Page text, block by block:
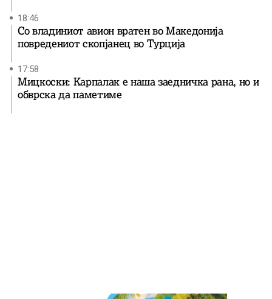
18:46
Со владиниот авион вратен во Македонија
повредениот скопјанец во Турција
17:58
Мицкоски: Карпалак е наша заедничка рана, но и
обврска да паметиме